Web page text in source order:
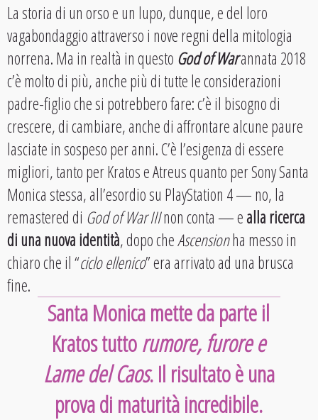
La storia di un orso e un lupo, dunque, e del loro
vagabondaggio attraverso i nove regni della mitologia
norrena. Ma in realtà in questo God of Warannata 2018
c’è molto di più, anche più di tutte le considerazioni
padre-figlio che si potrebbero fare: c’è il bisogno di
crescere, di cambiare, anche di affrontare alcune paure
lasciate in sospeso per anni. C’è l’esigenza di essere
migliori, tanto per Kratos e Atreus quanto per Sony Santa
Monica stessa, all’esordio su PlayStation 4 — no, la
remastered di God of War IIInon conta — ealla ricerca
di una nuova identità, dopo cheAscensionha messo in
chiaro che il “ciclo ellenico” era arrivato ad una brusca
fine.
Santa Monica mette da parte il
Kratos tuttorumore, furore e
Lame del Caos. Il risultato è una
prova di maturità incredibile.